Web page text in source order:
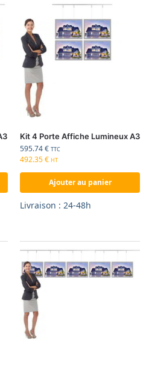
Kit 4 Porte Affiche Lumineux A3
595.74€ TTC
492.35€ HT
Ajouter au panier
Livraison : 24-48h